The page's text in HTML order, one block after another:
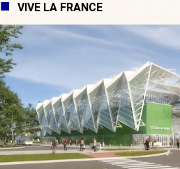
VIVE LA FRANCE